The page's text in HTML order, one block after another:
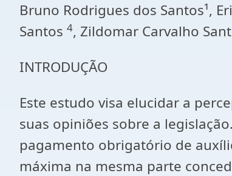
Bruno Rodrigues dos Santos¹,
Santos 4, Zildomar Carvalho
INTRODUÇÃO
Este estudo visa elucidar a
suas opiniões sobre a
pagamento obrigatório de
máxima na mesma parte